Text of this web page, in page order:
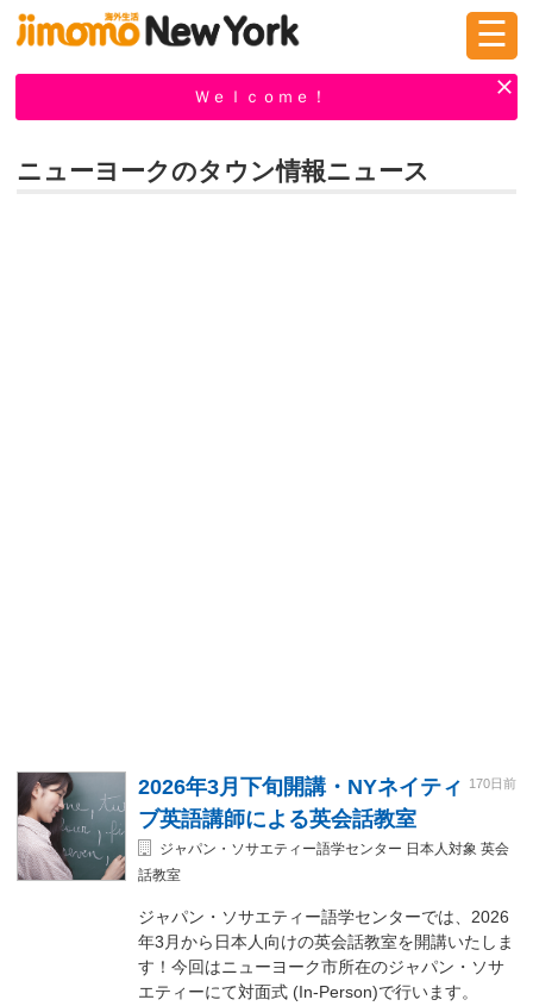
☰
Ｗｅｌｃｏｍｅ！
ニューヨークのタウン情報ニュース
2026年3月下旬開講・NYネイティ
ブ英語講師による英会話教室
170日前
ジャパン・ソサエティー語学センター 日本人対象 英会
話教室
ジャパン・ソサエティー語学センターでは、2026
年3月から日本人向けの英会話教室を開講いたしま
す！今回はニューヨーク市所在のジャパン・ソサ
エティーにて対面式 (In-Person)で行います。